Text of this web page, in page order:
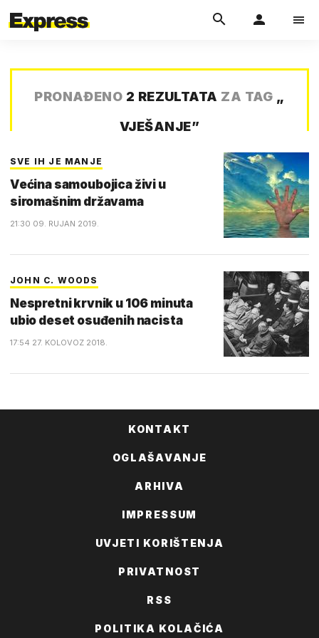
PRONAĐENO 2 REZULTATA ZA TAG „
VJEŠANJE”
SVE IH JE MANJE
Većina samoubojica živi u
siromašnim državama
21:30 09. RUJAN 2019.
JOHN C. WOODS
Nespretni krvnik u 106 minuta
ubio deset osuđenih nacista
17:54 27. KOLOVOZ 2018.
KONTAKT
OGLAŠAVANJE
ARHIVA
IMPRESSUM
UVJETI KORIŠTENJA
PRIVATNOST
RSS
POLITIKA KOLAČIĆA